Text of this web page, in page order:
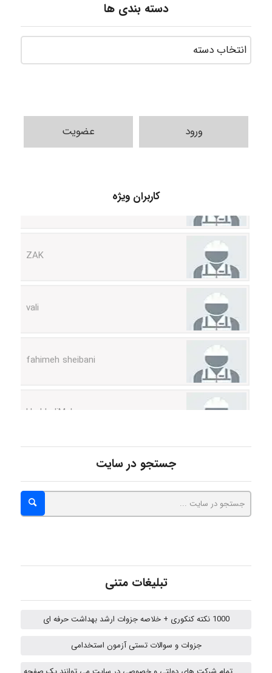
دسته بندی ها
ورود عضویت
کاربران ویژه
USER124
abolfazlkoshehe
جستجو در سایت
تبلیغات متنی
1000 نکته کنکوری + خلاصه جزوات ارشد بهداشت حرفه ای
جزوات و سوالات تستی آزمون استخدامی